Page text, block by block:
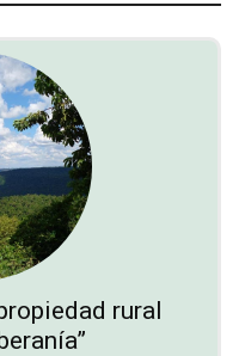
rural